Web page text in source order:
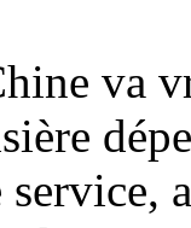
va
service,